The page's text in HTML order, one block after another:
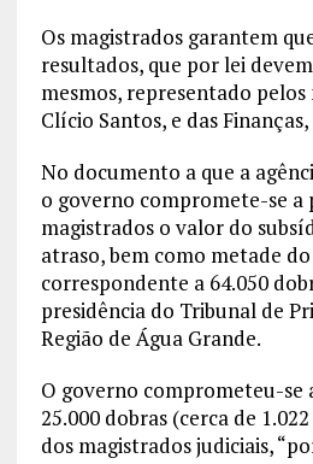
Os magistrados garantem
resultados, que por lei
mesmos, representado
Clício Santos, e das
No documento a que a
o governo compromete-se a
magistrados o valor do
atraso, bem como metade
correspondente a 64.050
presidência do Tribunal de
Região de Água Grande.
O governo comprometeu-se
25.000 dobras (cerca de
dos magistrados judiciais,